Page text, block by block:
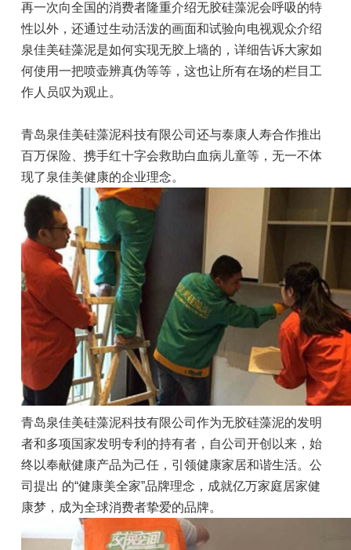
再一次向全国的消费者隆重介绍无胶硅藻泥会呼吸的特
性以外，还通过生动活泼的画面和试验向电视观众介绍
泉佳美硅藻泥是如何实现无胶上墙的，详细告诉大家如
何使用一把喷壶辨真伪等等，这也让所有在场的栏目工
作人员叹为观止。
青岛泉佳美硅藻泥科技有限公司还与泰康人寿合作推出
百万保险、携手红十字会救助白血病儿童等，无一不体
现了泉佳美健康的企业理念。
青岛泉佳美硅藻泥科技有限公司作为无胶硅藻泥的发明
者和多项国家发明专利的持有者，自公司开创以来，始
终以奉献健康产品为己任，引领健康家居和谐生活。公
司提出 的“健康美全家”品牌理念，成就亿万家庭居家健
康梦，成为全球消费者挚爱的品牌。